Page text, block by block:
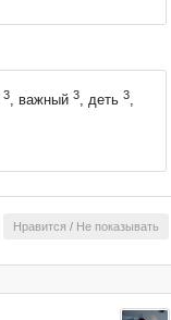
3, важный 3, деть 3,
Нравится / Не показывать